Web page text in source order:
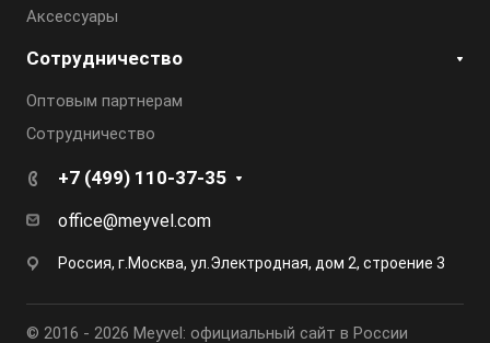
Аксессуары
Сотрудничество
Оптовым партнерам
Сотрудничество
+7 (499) 110-37-35
office@meyvel.com
Россия, г.Москва, ул.Электродная, дом 2, строение 3
© 2016 - 2026 Meyvel: официальный сайт в России